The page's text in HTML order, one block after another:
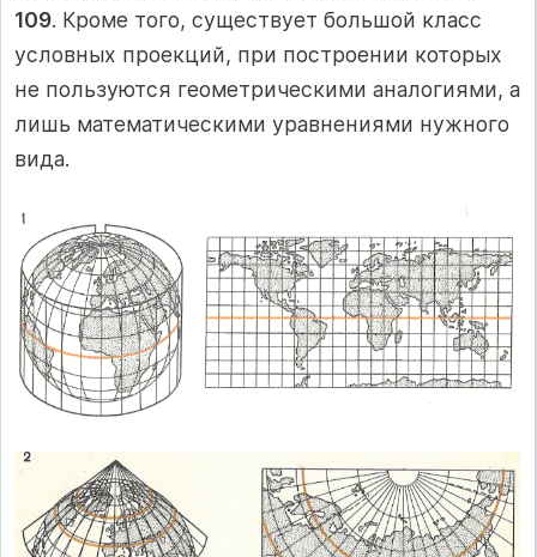
109. Кроме того, существует большой класс
условных проекций, при построении которых
не пользуются геометрическими аналогиями, а
лишь математическими уравнениями нужного
вида.